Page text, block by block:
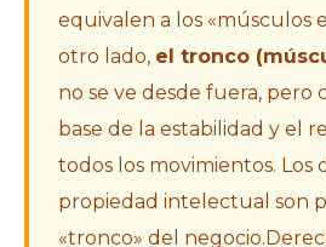
equivalen a los «músculos
otro lado, el tronco
no se ve desde fuera, pero
base de la estabilidad y el
todos los movimientos. Los
propiedad intelectual son
«tronco» del